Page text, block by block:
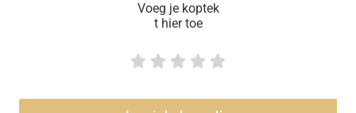
Voeg je koptek
t hier toe
    